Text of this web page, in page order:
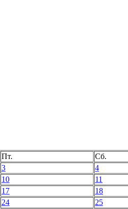
Пт. Сб.
3 4
10 11
17 18
24 25